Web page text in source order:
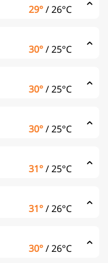
29°/26°C
30°/25°C
30°/25°C
30°/25°C
31°/25°C
31°/26°C
30°/26°C